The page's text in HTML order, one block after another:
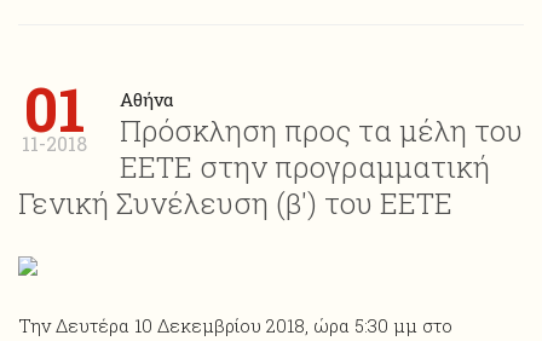
01
11-2018
Αθήνα
Πρόσκληση προς τα μέλη του
ΕΕΤΕ στην προγραμματική
Γενική Συνέλευση (β') του ΕΕΤΕ
Την Δευτέρα 10 Δεκεμβρίου 2018, ώρα 5:30 μμ στο